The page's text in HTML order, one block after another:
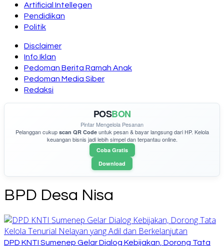
Artificial Intellegen
Pendidikan
Politik
Disclaimer
Info Iklan
Pedoman Berita Ramah Anak
Pedoman Media Siber
Redaksi
POSBON
Pintar Mengelola Pesanan
Pelanggan cukup scan QR Codeuntuk pesan & bayar langsung dari HP. Kelola
keuangan bisnis jadi lebih simpel dan terpantau online.
Coba Gratis
Download
BPD Desa Nisa
DPD KNTI Sumenep Gelar Dialog Kebijakan, Dorong Tata